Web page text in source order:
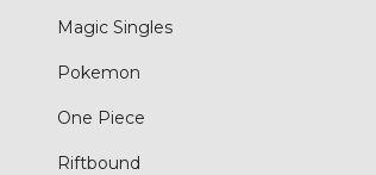
Magic Singles
Pokemon
One Piece
Riftbound